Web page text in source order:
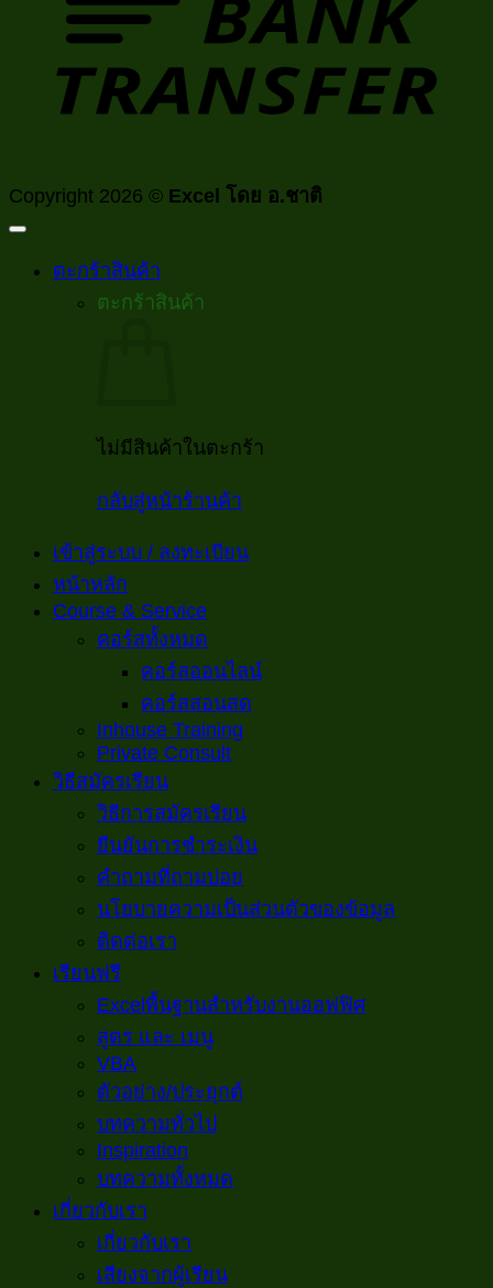
Copyright 2026 © Excel โดย อ.ชาติ
ตะกร้าสินค้า
ตะกร้าสินค้า
ไม่มีสินค้าในตะกร้า
กลับสู่หน้าร้านค้า
เข้าสู่ระบบ / ลงทะเบียน
หน้าหลัก
Course & Service
คอร์สทั้งหมด
คอร์สออนไลน์
คอร์สสอนสด
Inhouse Training
Private Consult
วิธีสมัครเรียน
วิธีการสมัครเรียน
ยืนยันการชำระเงิน
คำถามที่ถามบ่อย
นโยบายความเป็นส่วนตัวของข้อมูล
ติดต่อเรา
เรียนฟรี
Excelพื้นฐานสำหรับงานออฟฟิศ
สูตร และ เมนู
VBA
ตัวอย่าง/ประยุกต์
บทความทั่วไป
Inspiration
บทความทั้งหมด
เกี่ยวกับเรา
เกี่ยวกับเรา
เสียงจากผู้เรียน